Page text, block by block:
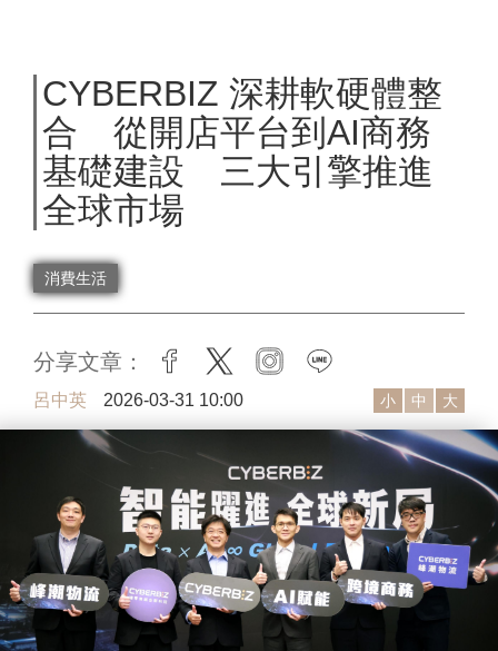
CYBERBIZ 深耕軟硬體整
合 從開店平台到AI商務
基礎建設 三大引擎推進
全球市場
消費生活
分享文章： facebook
twitter instagram
呂中英 2026-03-31 10:00 小 中 大